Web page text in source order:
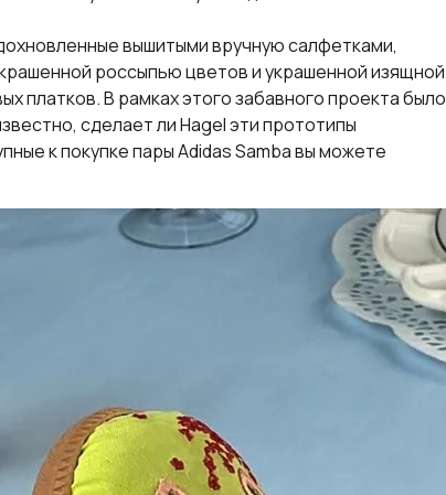
вышитыми вручную салфетками,
россыпью цветов и украшенной изящной
платков. В рамках этого забавного проекта было
сделает ли Hagel эти прототипы
к покупке пары Adidas Samba вы можете